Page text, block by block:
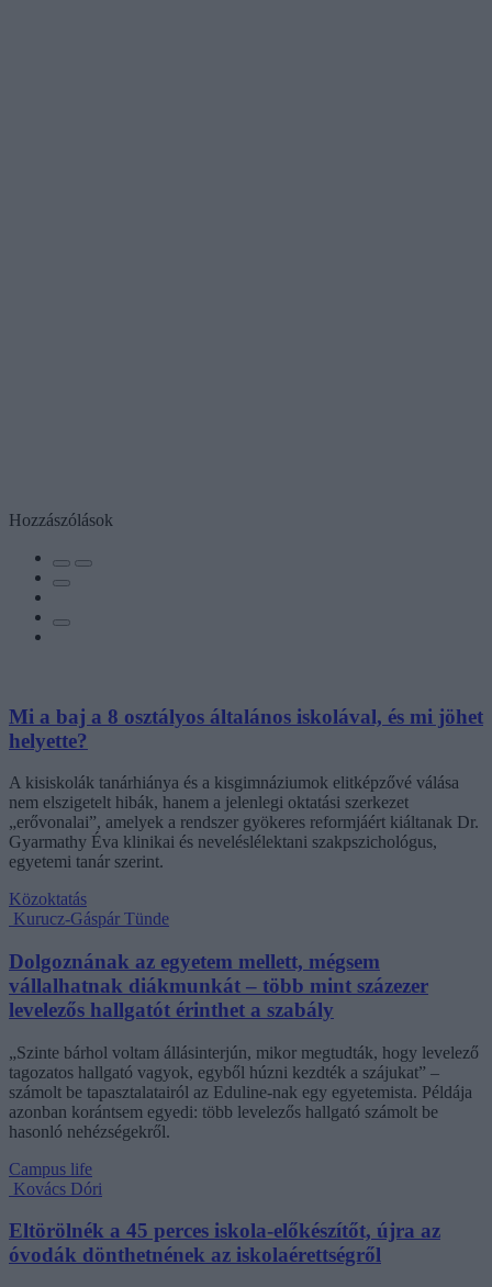
Hozzászólások
Mi a baj a 8 osztályos általános iskolával, és mi jöhet
helyette?
A kisiskolák tanárhiánya és a kisgimnáziumok elitképzővé válása
nem elszigetelt hibák, hanem a jelenlegi oktatási szerkezet
„erővonalai”, amelyek a rendszer gyökeres reformjáért kiáltanak Dr.
Gyarmathy Éva klinikai és neveléslélektani szakpszichológus,
egyetemi tanár szerint.
Közoktatás
Kurucz-Gáspár Tünde
Dolgoznának az egyetem mellett, mégsem
vállalhatnak diákmunkát – több mint százezer
levelezős hallgatót érinthet a szabály
„Szinte bárhol voltam állásinterjún, mikor megtudták, hogy levelező
tagozatos hallgató vagyok, egyből húzni kezdték a szájukat” –
számolt be tapasztalatairól az Eduline-nak egy egyetemista. Példája
azonban korántsem egyedi: több levelezős hallgató számolt be
hasonló nehézségekről.
Campus life
Kovács Dóri
Eltörölnék a 45 perces iskola-előkészítőt, újra az
óvodák dönthetnének az iskolaérettségről